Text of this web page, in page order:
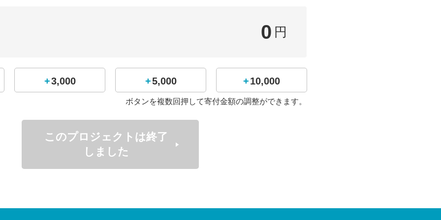
投打がかみ合った試合展開で勝利をおさめました！
0 円
+3,000 +5,000 +10,000
ボタンを複数回押して寄付金額の調整ができます。
このプロジェクトは終了
しました